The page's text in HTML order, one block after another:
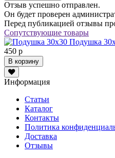
Отзыв успешно отправлен.
Он будет проверен
Перед публикацией отзывы
Сопутствующие товары
Подушка
450 р
В корзину
Информация
Статьи
Каталог
Контакты
Политика
Доставка
Отзывы